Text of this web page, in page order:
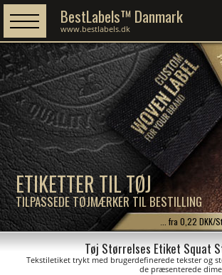
ETIKETTER TIL TØJ
TILPASSEDE TØJMÆRKER TIL BESTILLING
BestLabels™ Danmark
www.bestlabels.dk
... fra 0,22 DKK/
Tøj Størrelses Etiket Squat
Tekstiletiket trykt med brugerdefinerede tekster og
de præsenterede